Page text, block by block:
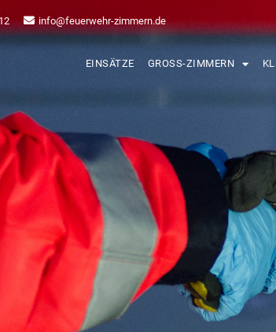
info@feuerwehr-zimmern.de
EINSÄTZE GROSS-ZIMMERN